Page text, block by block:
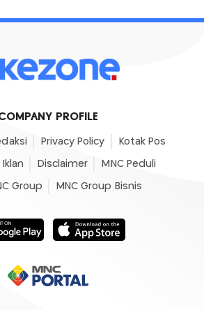
PROFILE
Privacy Policy Kotak Pos
Iklan Disclaimer MNC Peduli
Group MNC Group Bisnis